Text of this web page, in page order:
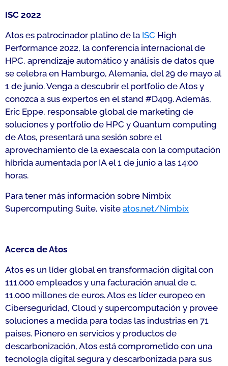
ISC 2022
Atos es patrocinador platino de la ISC High
Performance 2022, la conferencia internacional de
HPC, aprendizaje automático y análisis de datos que
se celebra en Hamburgo, Alemania, del 29 de mayo al
1 de junio. Venga a descubrir el portfolio de Atos y
conozca a sus expertos en el stand #D409. Además,
Eric Eppe, responsable global de marketing de
soluciones y portfolio de HPC y Quantum computing
de Atos, presentará una sesión sobre el
aprovechamiento de la exaescala con la computación
híbrida aumentada por IA el 1 de junio a las 14:00
horas.
Para tener más información sobre Nimbix
Supercomputing Suite, visite atos.net/Nimbix
Acerca de Atos
Atos es un líder global en transformación digital con
111.000 empleados y una facturación anual de c.
11.000 millones de euros. Atos es líder europeo en
Ciberseguridad, Cloud y supercomputación y provee
soluciones a medida para todas las industrias en 71
países. Pionero en servicios y productos de
descarbonización, Atos está comprometido con una
tecnología digital segura y descarbonizada para sus